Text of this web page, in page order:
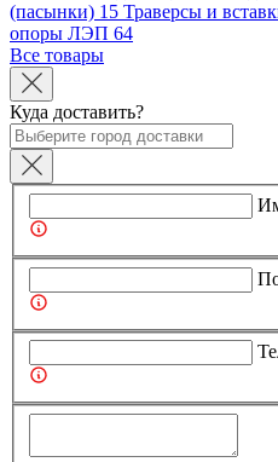
(пасынки) 15 Траверсы и
опоры ЛЭП 64
Все товары
Куда доставить?